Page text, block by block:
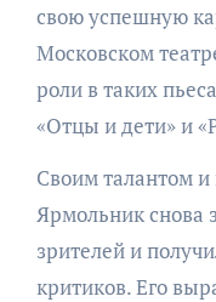
свою успешную
Московском
роли в таких
«Отцы и дети» и
Своим талантом
Ярмольник снова
зрителей и
критиков. Его